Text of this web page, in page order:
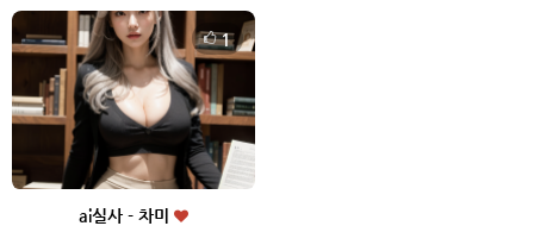
ai실사 - 차미
1